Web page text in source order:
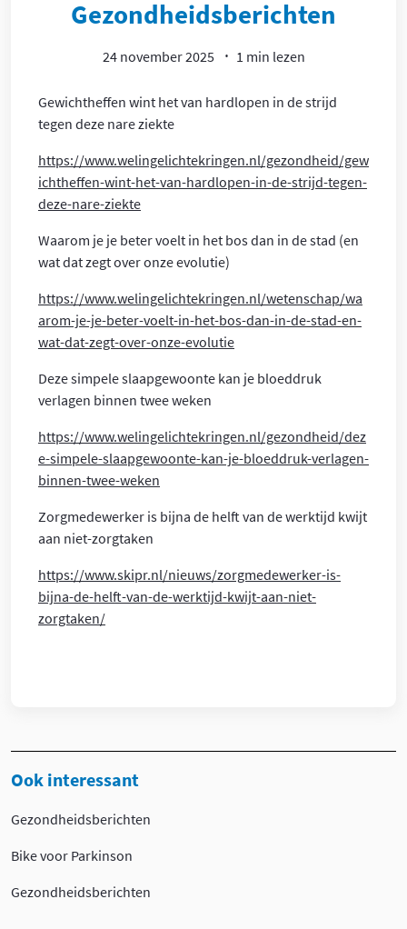
Ook interessant
Gezondheidsberichten
Bike voor Parkinson
Gezondheidsberichten
Gezondheidsberichten
24 november 2025 1 min lezen
Gewichtheffen wint het van hardlopen in de strijd
tegen deze nare ziekte
https://www.welingelichtekringen.nl/gezondheid/gew
ichtheffen-wint-het-van-hardlopen-in-de-strijd-tegen-
deze-nare-ziekte
Waarom je je beter voelt in het bos dan in de stad (en
wat dat zegt over onze evolutie)
https://www.welingelichtekringen.nl/wetenschap/wa
arom-je-je-beter-voelt-in-het-bos-dan-in-de-stad-en-
wat-dat-zegt-over-onze-evolutie
Deze simpele slaapgewoonte kan je bloeddruk
verlagen binnen twee weken
https://www.welingelichtekringen.nl/gezondheid/dez
e-simpele-slaapgewoonte-kan-je-bloeddruk-verlagen-
binnen-twee-weken
Zorgmedewerker is bijna de helft van de werktijd kwijt
aan niet-zorgtaken
https://www.skipr.nl/nieuws/zorgmedewerker-is-
bijna-de-helft-van-de-werktijd-kwijt-aan-niet-
zorgtaken/